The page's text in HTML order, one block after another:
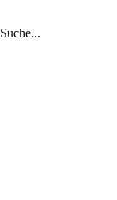
Suche...